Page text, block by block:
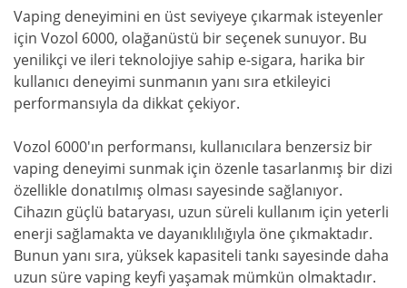
Vaping deneyimini en üst seviyeye çıkarmak isteyenler
için Vozol 6000, olağanüstü bir seçenek sunuyor. Bu
yenilikçi ve ileri teknolojiye sahip e-sigara, harika bir
kullanıcı deneyimi sunmanın yanı sıra etkileyici
performansıyla da dikkat çekiyor.
Vozol 6000'ın performansı, kullanıcılara benzersiz bir
vaping deneyimi sunmak için özenle tasarlanmış bir dizi
özellikle donatılmış olması sayesinde sağlanıyor.
Cihazın güçlü bataryası, uzun süreli kullanım için yeterli
enerji sağlamakta ve dayanıklılığıyla öne çıkmaktadır.
Bunun yanı sıra, yüksek kapasiteli tankı sayesinde daha
uzun süre vaping keyfi yaşamak mümkün olmaktadır.